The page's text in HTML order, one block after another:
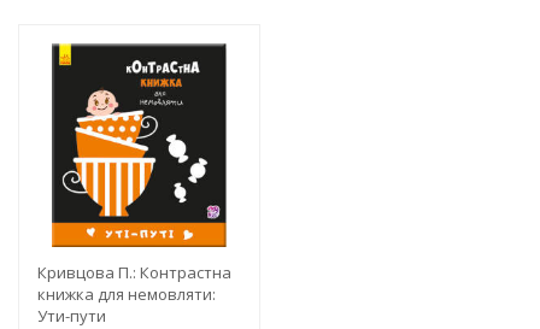
Кривцова П.: Контрастна
книжка для немовляти:
Ути-пути